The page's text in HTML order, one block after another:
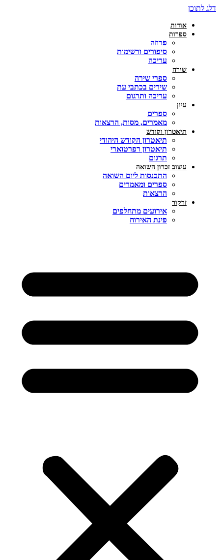
לתוכן
אודות
ספרות
פרוזה
סיפורים ורשימות
עריכה
שירה
ספרי שירה
שירים בכתבי עת
עריכה ותרגום
עיון
ספרים
מאמרים, מסות, הרצאות
תיאטרון וקודש
תיאטרון הקודש היהודי
תיאטרון רפרטוארי
תרגום
עיצוב זכרון השואה
התכנסות ליום השואה
ספרים ומאמרים
הרצאות
זרקור
אירועים מתחלפים
פינת האירוח